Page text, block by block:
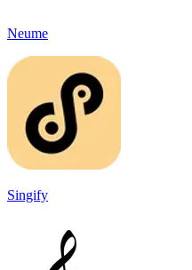
Neume
Singify